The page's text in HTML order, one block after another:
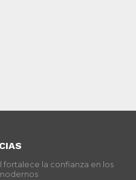
fortalece la confianza en los